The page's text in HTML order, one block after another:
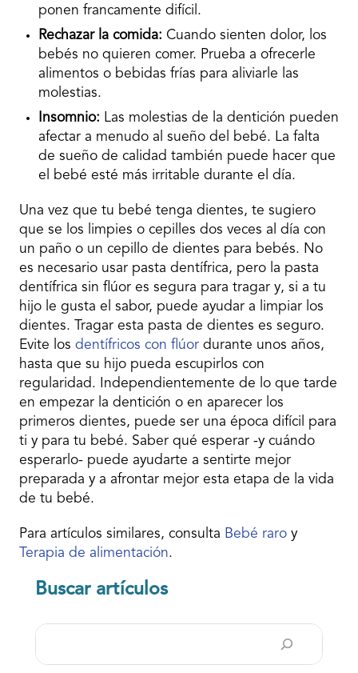
ponen francamente difícil.
Rechazar la comida: Cuando sienten dolor, los
bebés no quieren comer. Prueba a ofrecerle
alimentos o bebidas frías para aliviarle las
molestias.
Insomnio: Las molestias de la dentición pueden
afectar a menudo al sueño del bebé. La falta
de sueño de calidad también puede hacer que
el bebé esté más irritable durante el día.
Una vez que tu bebé tenga dientes, te sugiero
que se los limpies o cepilles dos veces al día con
un paño o un cepillo de dientes para bebés. No
es necesario usar pasta dentífrica, pero la pasta
dentífrica sin flúor es segura para tragar y, si a tu
hijo le gusta el sabor, puede ayudar a limpiar los
dientes. Tragar esta pasta de dientes es seguro.
Evite los dentífricos con flúor durante unos años,
hasta que su hijo pueda escupirlos con
regularidad. Independientemente de lo que tarde
en empezar la dentición o en aparecer los
primeros dientes, puede ser una época difícil para
ti y para tu bebé. Saber qué esperar -y cuándo
esperarlo- puede ayudarte a sentirte mejor
preparada y a afrontar mejor esta etapa de la vida
de tu bebé.
Para artículos similares, consulta Bebé raro y
Terapia de alimentación.
Buscar artículos
Buscar